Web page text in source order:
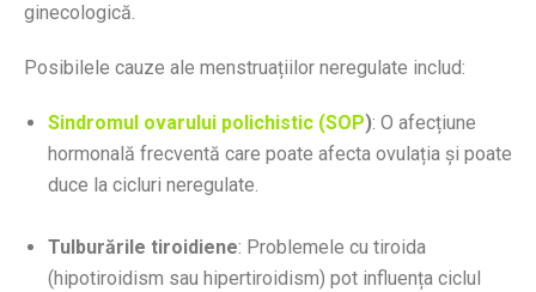
ginecologică.
Posibilele cauze ale menstruațiilor neregulate includ:
Sindromul ovarului polichistic (SOP): O afecțiune
hormonală frecventă care poate afecta ovulația și poate
duce la cicluri neregulate.
Tulburările tiroidiene: Problemele cu tiroida
(hipotiroidism sau hipertiroidism) pot influența ciclul